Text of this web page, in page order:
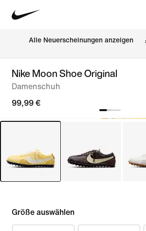
Alle Neuerscheinungen anzeigen
Nike Moon Shoe Original
Damenschuh
99,99 €
Größe auswählen